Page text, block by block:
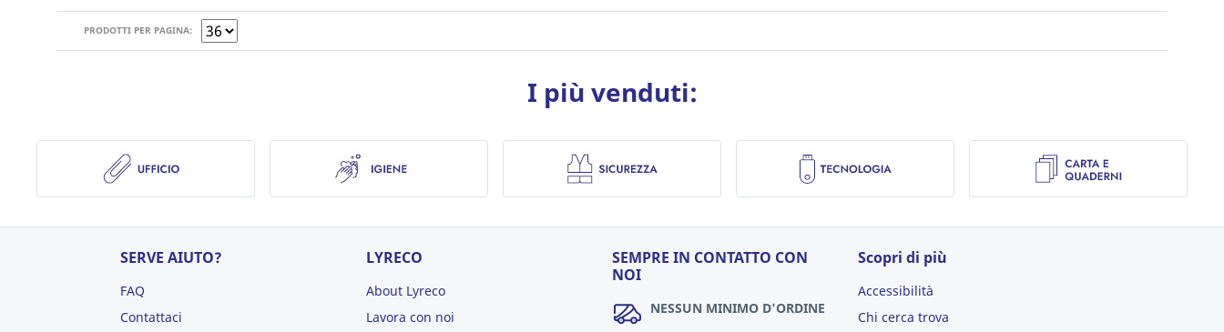
PRODOTTI PER PAGINA:
I più venduti:
SERVE AIUTO?
FAQ
Contattaci
LYRECO
About Lyreco
Lavora con noi
SEMPRE IN CONTATTO CON
NOI
NESSUN MINIMO D'ORDINE
Scopri di più
Accessibilità
Chi cerca trova